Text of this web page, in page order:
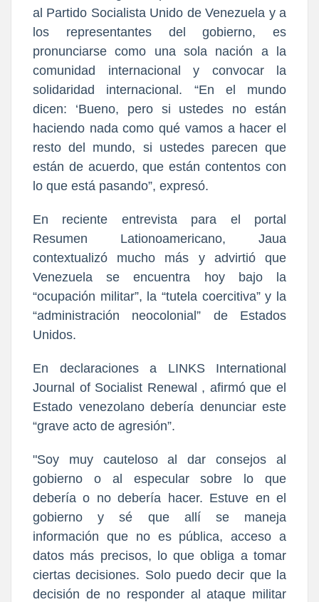
al Partido Socialista Unido de Venezuela y a
los representantes del gobierno, es
pronunciarse como una sola nación a la
comunidad internacional y convocar la
solidaridad internacional. “En el mundo
dicen: ‘Bueno, pero si ustedes no están
haciendo nada como qué vamos a hacer el
resto del mundo, si ustedes parecen que
están de acuerdo, que están contentos con
lo que está pasando”, expresó.
En reciente entrevista para el portal
Resumen Lationoamericano, Jaua
contextualizó mucho más y advirtió que
Venezuela se encuentra hoy bajo la
“ocupación militar”, la “tutela coercitiva” y la
“administración neocolonial” de Estados
Unidos.
En declaraciones a LINKS International
Journal of Socialist Renewal , afirmó que el
Estado venezolano debería denunciar este
“grave acto de agresión”.
"Soy muy cauteloso al dar consejos al
gobierno o al especular sobre lo que
debería o no debería hacer. Estuve en el
gobierno y sé que allí se maneja
información que no es pública, acceso a
datos más precisos, lo que obliga a tomar
ciertas decisiones. Solo puedo decir que la
decisión de no responder al ataque militar